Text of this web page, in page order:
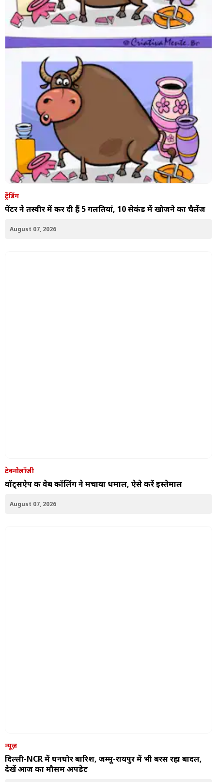
ट्रेंडिंग
पेंटर ने तस्वीर में कर दी हैं 5 गलतियां, 10 सेकंड में खोजने का चैलेंज
August 07, 2026
टेक्नोलॉजी
वॉट्सऐप की वेब कॉलिंग ने मचाया धमाल, ऐसे करें इस्तेमाल
August 07, 2026
न्यूज़
दिल्ली-NCR में घनघोर बारिश, जम्मू-रायपुर में भी बरस रहा बादल,
देखें आज का मौसम अपडेट